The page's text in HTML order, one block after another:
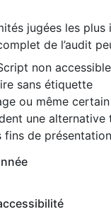
jugées les
de l’audit
non
sans étiquette
ou même
une alternative
fins de